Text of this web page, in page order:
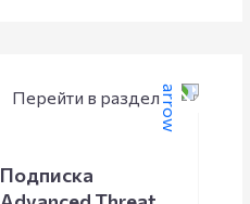
Перейти в раздел
Подписка